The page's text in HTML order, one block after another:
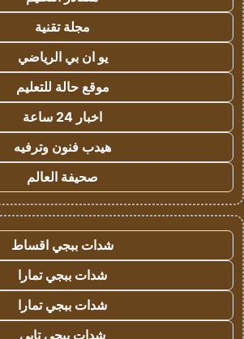
مجلة تقنية
يو ان بي الرياضي
موقع حالة للتعليم
اخبار 24 ساعة
هيدب فنون وترفيه
صحيفة العالم
شدات ببجي اقساط
شدات ببجي تمارا
شدات ببجي تمارا
شدات ببجي تابي